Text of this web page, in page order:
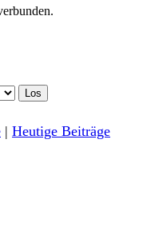
| Heutige Beiträge